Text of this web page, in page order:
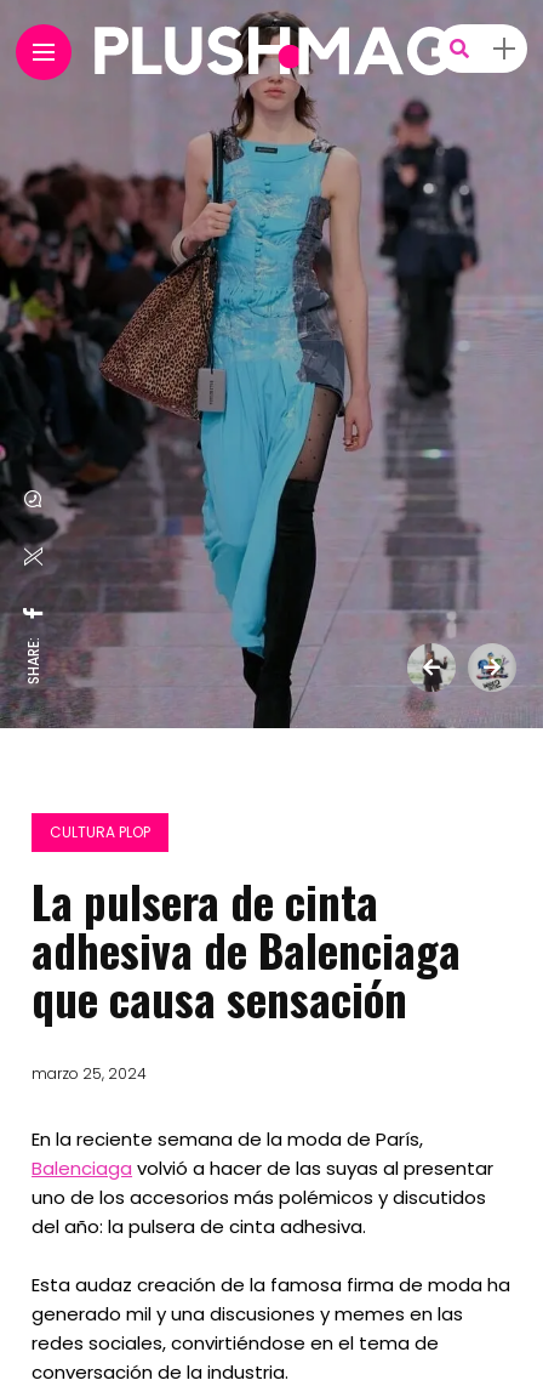
SHARE:
CULTURA PLOP
La pulsera de cinta
adhesiva de Balenciaga
que causa sensación
marzo 25, 2024
En la reciente semana de la moda de París,
Balenciaga volvió a hacer de las suyas al presentar
uno de los accesorios más polémicos y discutidos
del año: la pulsera de cinta adhesiva.
Esta audaz creación de la famosa firma de moda ha
generado mil y una discusiones y memes en las
redes sociales, convirtiéndose en el tema de
conversación de la industria.